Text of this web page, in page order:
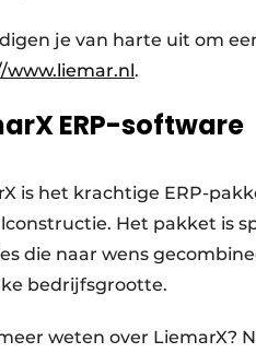
je van harte uit om
www.liemar.nl.
ERP-software
is het krachtige ERP-
Het pakket is
die naar wens
bedrijfsgrootte.
weten over LiemarX?